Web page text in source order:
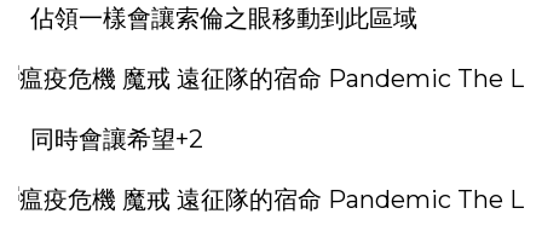
佔領一樣會讓索倫之眼移動到此區域
同時會讓希望+2